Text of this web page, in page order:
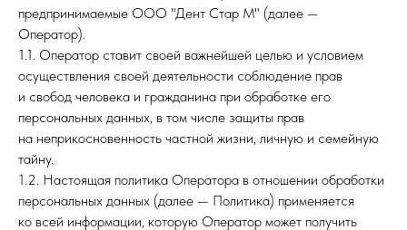
предпринимаемые ООО "Дент Стар М" (далее —
Оператор).
1.1. Оператор ставит своей важнейшей целью и условием
осуществления своей деятельности соблюдение прав
и свобод человека и гражданина при обработке его
персональных данных, в том числе защиты прав
на неприкосновенность частной жизни, личную и семейную
тайну.
1.2. Настоящая политика Оператора в отношении обработки
персональных данных (далее — Политика) применяется
ко всей информации, которую Оператор может получить